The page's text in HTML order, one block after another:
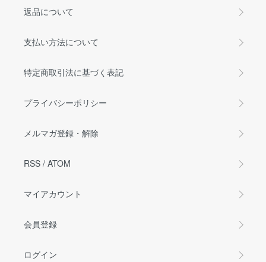
返品について
支払い方法について
特定商取引法に基づく表記
プライバシーポリシー
メルマガ登録・解除
RSS / ATOM
マイアカウント
会員登録
ログイン